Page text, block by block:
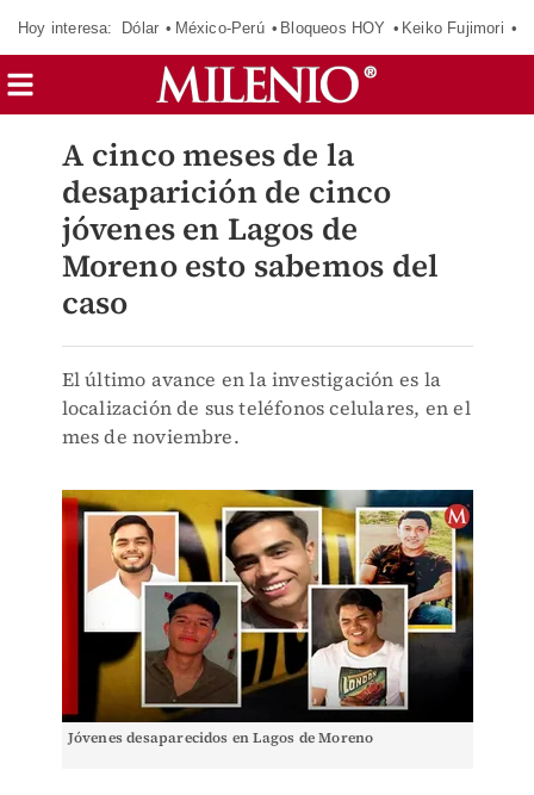
Hoy interesa: Dólar México-Perú Bloqueos HOY Keiko Fujimori
A cinco meses de la
desaparición de cinco
jóvenes en Lagos de
Moreno esto sabemos del
caso
El último avance en la investigación es la
localización de sus teléfonos celulares, en el
mes de noviembre.
Jóvenes desaparecidos en Lagos de Moreno